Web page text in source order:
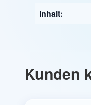
Inhalt:
Kunden